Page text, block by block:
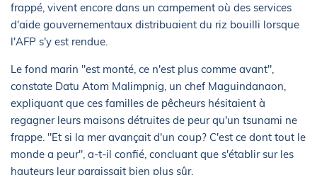
frappé, vivent encore dans un campement où des services
d'aide gouvernementaux distribuaient du riz bouilli lorsque
l'AFP s'y est rendue.
Le fond marin "est monté, ce n'est plus comme avant",
constate Datu Atom Malimpnig, un chef Maguindanaon,
expliquant que ces familles de pêcheurs hésitaient à
regagner leurs maisons détruites de peur qu'un tsunami ne
frappe. "Et si la mer avançait d'un coup? C'est ce dont tout le
monde a peur", a-t-il confié, concluant que s'établir sur les
hauteurs leur paraissait bien plus sûr.